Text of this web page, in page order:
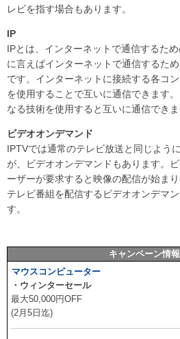
レビを指す場合もあります。
IP
IPとは、インターネットで通信するた
に言えばインターネットで通信するた
です。インターネットに接続する各コ
を使用することで互いに通信できます
なる技術を使用すると互いに通信できま
ビデオオンデマンド
IPTVでは通常のテレビ放送と同じよう
が、ビデオオンデマンドもあります。
ーザーが要求すると映像の配信が始ま
テレビ番組を配信するビデオオンデマ
す。
キャンペーン情
マウスコンピューター
・ウィンターセール
最大50,000円OFF
(2月5日迄)